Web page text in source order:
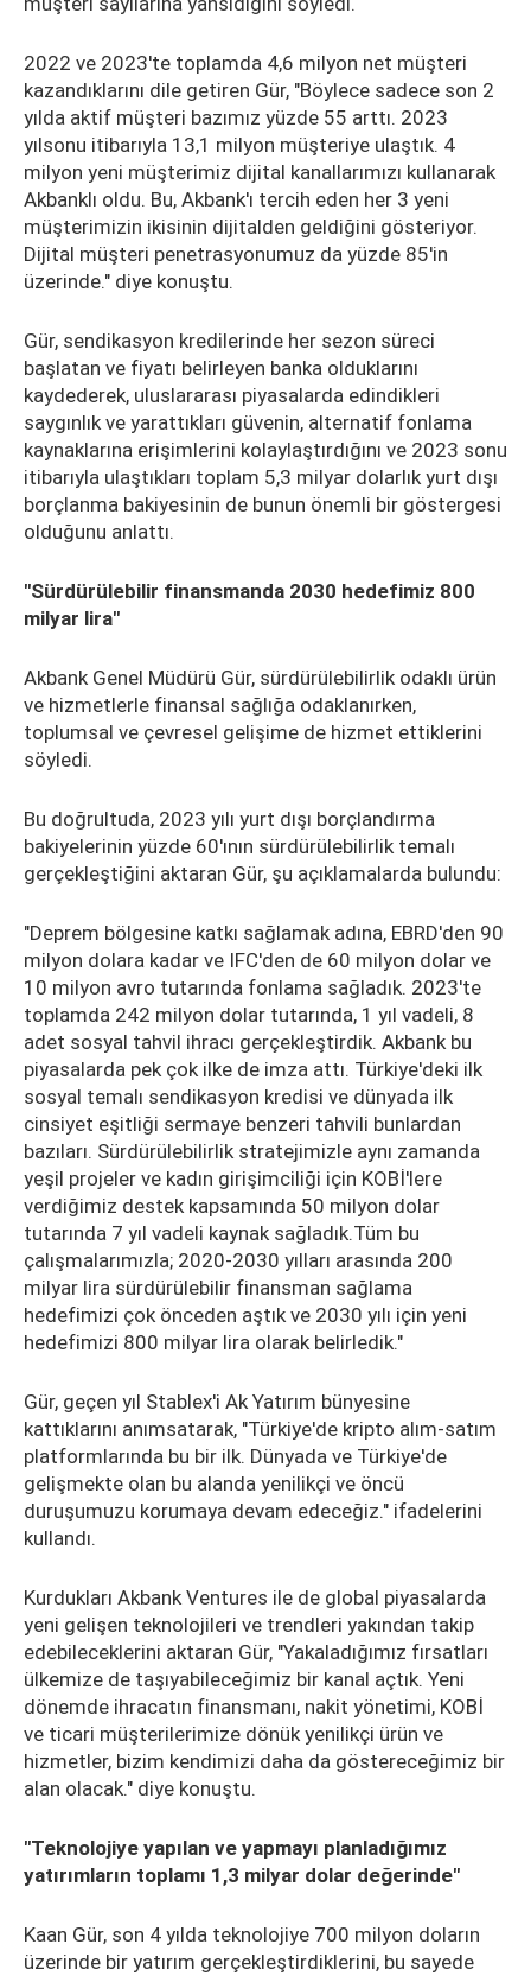
2022 ve 2023'te toplamda 4,6 milyon net müşteri
kazandıklarını dile getiren Gür, "Böylece sadece son 2
yılda aktif müşteri bazımız yüzde 55 arttı. 2023
yılsonu itibarıyla 13,1 milyon müşteriye ulaştık. 4
milyon yeni müşterimiz dijital kanallarımızı kullanarak
Akbanklı oldu. Bu, Akbank'ı tercih eden her 3 yeni
müşterimizin ikisinin dijitalden geldiğini gösteriyor.
Dijital müşteri penetrasyonumuz da yüzde 85'in
üzerinde." diye konuştu.
Gür, sendikasyon kredilerinde her sezon süreci
başlatan ve fiyatı belirleyen banka olduklarını
kaydederek, uluslararası piyasalarda edindikleri
saygınlık ve yarattıkları güvenin, alternatif fonlama
kaynaklarına erişimlerini kolaylaştırdığını ve 2023 sonu
itibarıyla ulaştıkları toplam 5,3 milyar dolarlık yurt dışı
borçlanma bakiyesinin de bunun önemli bir göstergesi
olduğunu anlattı.
"Sürdürülebilir finansmanda 2030 hedefimiz 800
milyar lira"
Akbank Genel Müdürü Gür, sürdürülebilirlik odaklı ürün
ve hizmetlerle finansal sağlığa odaklanırken,
toplumsal ve çevresel gelişime de hizmet ettiklerini
söyledi.
Bu doğrultuda, 2023 yılı yurt dışı borçlandırma
bakiyelerinin yüzde 60'ının sürdürülebilirlik temalı
gerçekleştiğini aktaran Gür, şu açıklamalarda bulundu:
"Deprem bölgesine katkı sağlamak adına, EBRD'den 90
milyon dolara kadar ve IFC'den de 60 milyon dolar ve
10 milyon avro tutarında fonlama sağladık. 2023'te
toplamda 242 milyon dolar tutarında, 1 yıl vadeli, 8
adet sosyal tahvil ihracı gerçekleştirdik. Akbank bu
piyasalarda pek çok ilke de imza attı. Türkiye'deki ilk
sosyal temalı sendikasyon kredisi ve dünyada ilk
cinsiyet eşitliği sermaye benzeri tahvili bunlardan
bazıları. Sürdürülebilirlik stratejimizle aynı zamanda
yeşil projeler ve kadın girişimciliği için KOBİ'lere
verdiğimiz destek kapsamında 50 milyon dolar
tutarında 7 yıl vadeli kaynak sağladık.Tüm bu
çalışmalarımızla; 2020-2030 yılları arasında 200
milyar lira sürdürülebilir finansman sağlama
hedefimizi çok önceden aştık ve 2030 yılı için yeni
hedefimizi 800 milyar lira olarak belirledik."
Gür, geçen yıl Stablex'i Ak Yatırım bünyesine
kattıklarını anımsatarak, "Türkiye'de kripto alım-satım
platformlarında bu bir ilk. Dünyada ve Türkiye'de
gelişmekte olan bu alanda yenilikçi ve öncü
duruşumuzu korumaya devam edeceğiz." ifadelerini
kullandı.
Kurdukları Akbank Ventures ile de global piyasalarda
yeni gelişen teknolojileri ve trendleri yakından takip
edebileceklerini aktaran Gür, "Yakaladığımız fırsatları
ülkemize de taşıyabileceğimiz bir kanal açtık. Yeni
dönemde ihracatın finansmanı, nakit yönetimi, KOBİ
ve ticari müşterilerimize dönük yenilikçi ürün ve
hizmetler, bizim kendimizi daha da göstereceğimiz bir
alan olacak." diye konuştu.
"Teknolojiye yapılan ve yapmayı planladığımız
yatırımların toplamı 1,3 milyar dolar değerinde"
Kaan Gür, son 4 yılda teknolojiye 700 milyon doların
üzerinde bir yatırım gerçekleştirdiklerini, bu sayede